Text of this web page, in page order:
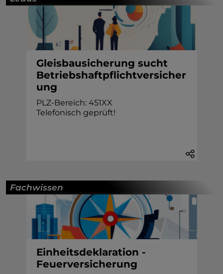
Gleisbausicherung sucht
Betriebshaftpflichtversicher
ung
PLZ-Bereich: 451XX
Telefonisch geprüft!
Fachwissen
Einheitsdeklaration -
Feuerversicherung